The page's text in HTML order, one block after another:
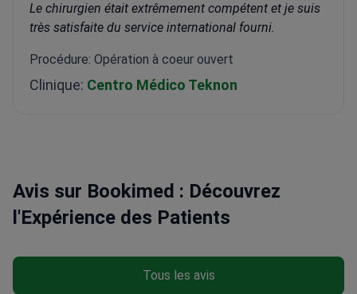
Le chirurgien était extrêmement compétent et je suis
très satisfaite du service international fourni.
Procédure: Opération à coeur ouvert
Clinique: Centro Médico Teknon
Avis sur Bookimed : Découvrez
l'Expérience des Patients
Tous les avis